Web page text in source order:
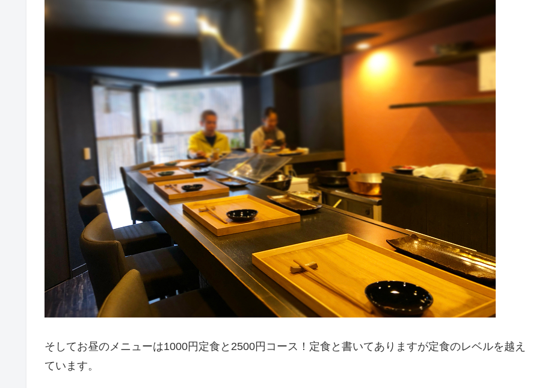
そしてお昼のメニューは1000円定食と2500円コース！定食と書いてありますが定食のレベルを越え
ています。